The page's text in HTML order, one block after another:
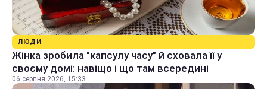
ЛЮДИ
Жінка зробила "капсулу часу" й сховала її у
своєму домі: навіщо і що там всередині
06 серпня 2026, 15:33